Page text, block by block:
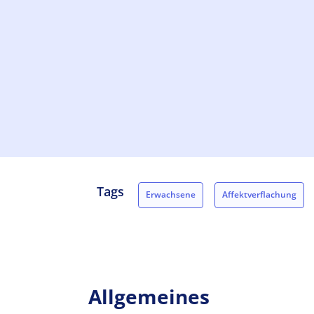
Tags Erwachsene Affektverflachung
Allgemeines